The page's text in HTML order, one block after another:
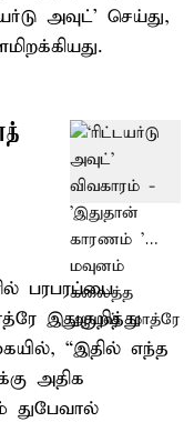
அவுட்’ செய்து,
பரபரப்பை
இதுகுறித்து
“இதில் எந்த
அதிக
துபேவால்